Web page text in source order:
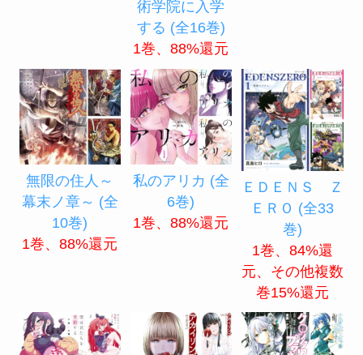
術学院に入学
する (全16巻)
1巻、88%還元
無限の住人～
幕末ノ章～ (全
10巻)
1巻、88%還元
私のアリカ (全
6巻)
1巻、88%還元
ＥＤＥＮＳ Ｚ
ＥＲＯ (全33
巻)
1巻、84%還
元、その他複数
巻15%還元